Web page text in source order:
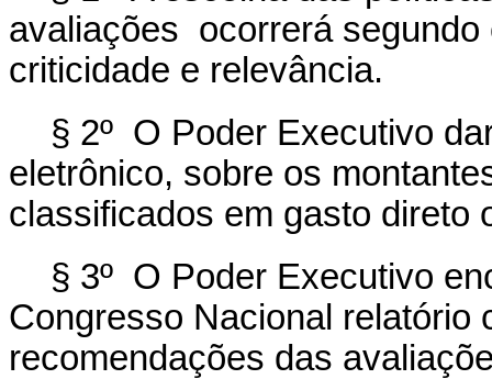
avaliações ocorrerá segundo
criticidade e relevância.
§ 2º O Poder Executivo
eletrônico, sobre os
classificados em gasto direto
§ 3º O Poder Executivo
Congresso Nacional relatório
recomendações das